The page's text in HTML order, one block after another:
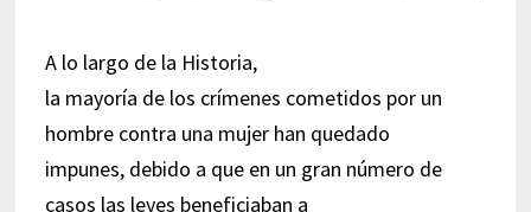
A lo largo de la Historia,
la mayoría de los crímenes cometidos por un
hombre contra una mujer han quedado
impunes, debido a que en un gran número de
casos las leyes beneficiaban a